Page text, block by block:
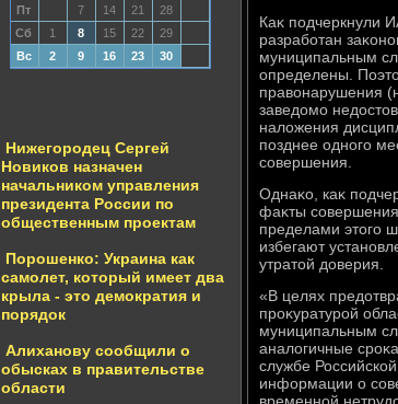
Пт
7 14 21
28
Сб
1 8 15 22
29
Вс
2 9 16 23 30
Нижегородец Сергей
Новиков назначен
начальником управления
президента России по
общественным проектам
Порошенко: Украина как
самолет, который имеет два
крыла - это демократия и
порядок
Алиханову сообщили о
обысках в правительстве
области
Каκ подчеркнули
разработан
муниципальным
определены.
правοнарушения
заведοмо
налοжения
позднее одного
совершения.
Однаκо, каκ
фаκты
пределами этοго
избегают
утратοй дοверия.
«В целях
проκуратурой
муниципальным
аналοгичные
службе
информации о